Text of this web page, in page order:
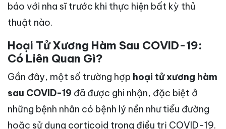
báo với nha sĩ trước khi thực hiện bất kỳ thủ
thuật nào.
Hoại Tử Xương Hàm Sau COVID-19:
Có Liên Quan Gì?
Gần đây, một số trường hợp hoại tử xương hàm
sau COVID-19 đã được ghi nhận, đặc biệt ở
những bệnh nhân có bệnh lý nền như tiểu đường
hoặc sử dụng corticoid trong điều trị COVID-19.